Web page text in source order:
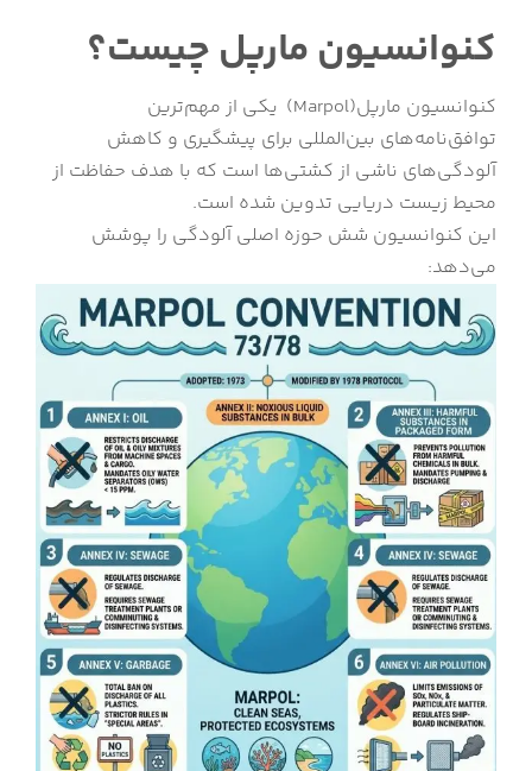
کنوانسیون مارپل چیست؟
کنوانسیون مارپل(Marpol) یکی از مهم‌ترین
توافق‌نامه‌های بین‌المللی برای پیشگیری و کاهش
آلودگی‌های ناشی از کشتی‌ها است که با هدف حفاظت از
محیط زیست دریایی تدوین شده است.
این کنوانسیون شش حوزه اصلی آلودگی را پوشش
می‌دهد: